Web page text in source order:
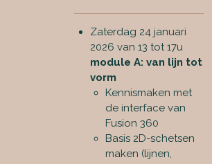
Zaterdag 24 januari
2026 van 13 tot 17u
module A: van lijn tot
vorm
Kennismaken met
de interface van
Fusion 360
Basis 2D-schetsen
maken (lijnen,